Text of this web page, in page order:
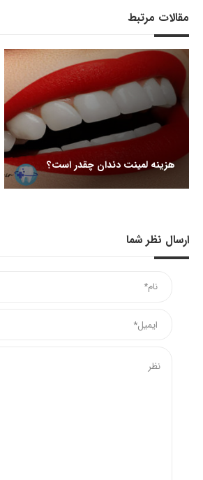
مقالات مرتبط
هزینه لمینت دندان چقدر است؟
ارسال نظر شما